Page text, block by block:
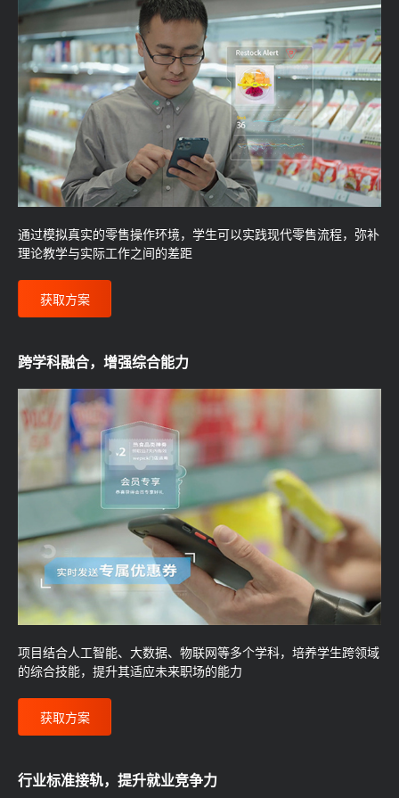
通过模拟真实的零售操作环境，学生可以实践现代零售流程，弥补
理论教学与实际工作之间的差距
获取方案
跨学科融合，增强综合能力
项目结合人工智能、大数据、物联网等多个学科，培养学生跨领域
的综合技能，提升其适应未来职场的能力
获取方案
行业标准接轨，提升就业竞争力